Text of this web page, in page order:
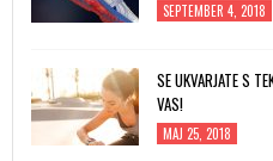
SEPTEMBER 4, 2018
SE UKVARJATE S
VAS!
MAJ 25, 2018